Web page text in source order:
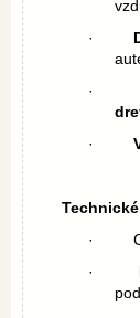
·
·
·
·
·